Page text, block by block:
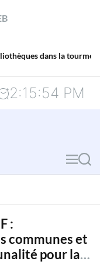
2:15:55 PM
M
n
S
a
c
h
:
communes et
pour la